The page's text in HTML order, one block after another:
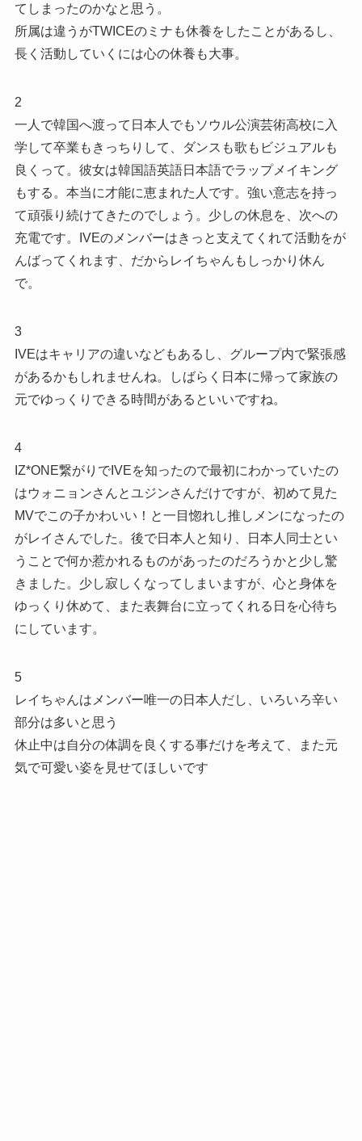
てしまったのかなと思う。
所属は違うがTWICEのミナも休養をしたことがあるし、
長く活動していくには心の休養も大事。
2
一人で韓国へ渡って日本人でもソウル公演芸術高校に入
学して卒業もきっちりして、ダンスも歌もビジュアルも
良くって。彼女は韓国語英語日本語でラップメイキング
もする。本当に才能に恵まれた人です。強い意志を持っ
て頑張り続けてきたのでしょう。少しの休息を、次への
充電です。IVEのメンバーはきっと支えてくれて活動をが
んばってくれます、だからレイちゃんもしっかり休ん
で。
3
IVEはキャリアの違いなどもあるし、グループ内で緊張感
があるかもしれませんね。しばらく日本に帰って家族の
元でゆっくりできる時間があるといいですね。
4
IZ*ONE繋がりでIVEを知ったので最初にわかっていたの
はウォニョンさんとユジンさんだけですが、初めて見た
MVでこの子かわいい！と一目惚れし推しメンになったの
がレイさんでした。後で日本人と知り、日本人同士とい
うことで何か惹かれるものがあったのだろうかと少し驚
きました。少し寂しくなってしまいますが、心と身体を
ゆっくり休めて、また表舞台に立ってくれる日を心待ち
にしています。
5
レイちゃんはメンバー唯一の日本人だし、いろいろ辛い
部分は多いと思う
休止中は自分の体調を良くする事だけを考えて、また元
気で可愛い姿を見せてほしいです